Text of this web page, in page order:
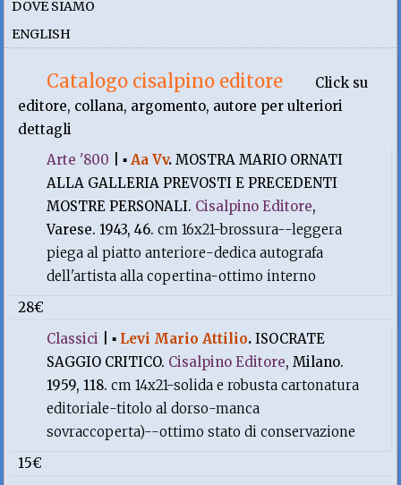
DOVE SIAMO
ENGLISH
Catalogo cisalpino editore
Click su
editore, collana, argomento, autore per ulteriori
dettagli
Arte '800 |▪Aa Vv.MOSTRA MARIO ORNATI
ALLA GALLERIA PREVOSTI E PRECEDENTI
MOSTRE PERSONALI. Cisalpino Editore,
Varese. 1943, 46.cm 16x21-brossura--leggera
piega al piatto anteriore-dedica autografa
dell'artista alla copertina-ottimo interno
28€
Classici |▪ Levi Mario Attilio.ISOCRATE
SAGGIO CRITICO. Cisalpino Editore, Milano.
1959, 118.cm 14x21-solida e robusta cartonatura
editoriale-titolo al dorso-manca
sovraccoperta)--ottimo stato di conservazione
15€